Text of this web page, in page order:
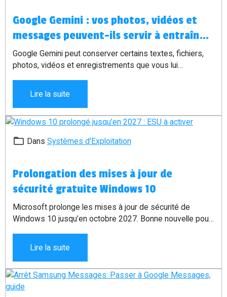
Google Gemini : vos photos, vidéos et
messages peuvent-ils servir à entraîner
l’IA ?
Google Gemini peut conserver certains textes, fichiers,
photos, vidéos et enregistrements que vous lui
et les réglages à vérifier pour mieux protéger votre vie
Lire la suite
Dans Systèmes d'Exploitation
Prolongation des mises à jour de
sécurité gratuite Windows 10
Microsoft prolonge les mises à jour de sécurité de
Windows 10 jusqu’en octobre 2027. Bonne nouvelle pour
continuer à recevoir les correctifs.
Lire la suite